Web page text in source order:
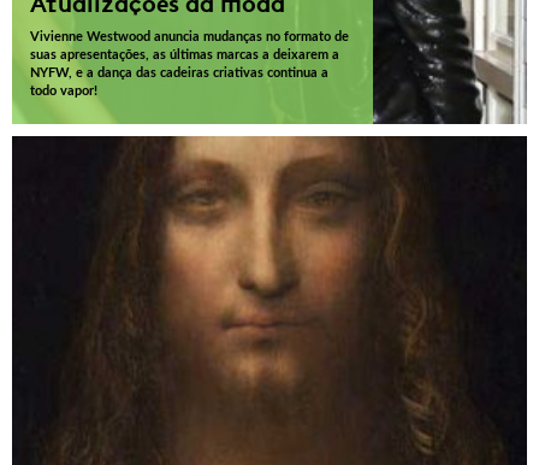
Vivienne Westwood anuncia mudanças no formato de
suas apresentações, as últimas marcas a deixarem a
NYFW, e a dança das cadeiras criativas continua a
todo vapor!